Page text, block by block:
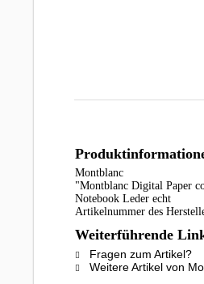
Montblanc
"Montblanc Digital Paper
Notebook Leder echt
Artikelnummer des
Weiterführende
Fragen zum Artikel?
Weitere Artikel von